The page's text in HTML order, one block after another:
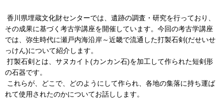
香川県埋蔵文化財センターでは、遺跡の調査・研究を行っており、
その成果に基づく考古学講座を開催しています。今回の考古学講座
では、弥生時代に瀬戸内海沿岸～近畿で流通した打製石剣(だせいせ
っけん)について紹介します。
打製石剣とは、サヌカイト(カンカン石)を加工して作られた短剣形
の石器です。
これらが、どこで、どのようにして作られ、各地の集落に持ち運ば
れて使用されたのかについてお話しします。